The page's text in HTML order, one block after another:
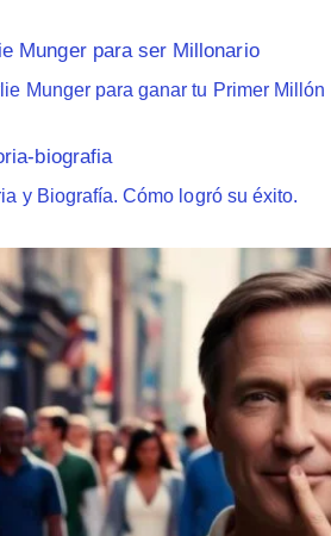
Munger para ganar tu Primer Millón
y Biografía. Cómo logró su éxito.